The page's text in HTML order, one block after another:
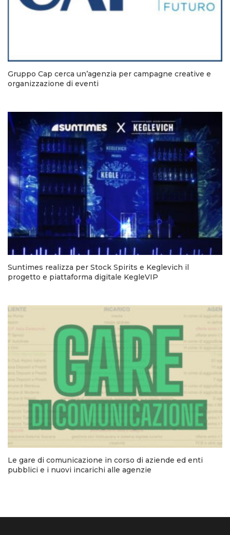
Gruppo Cap cerca un’agenzia per campagne creative e
organizzazione di eventi
Suntimes realizza per Stock Spirits e Keglevich il
progetto e piattaforma digitale KegleVIP
Le gare di comunicazione in corso di aziende ed enti
pubblici e i nuovi incarichi alle agenzie